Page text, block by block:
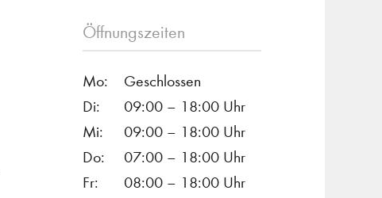
Öffnungszeiten
Mo:
Geschlossen
Di:
09:00 – 18:00 Uhr
Mi:
09:00 – 18:00 Uhr
Do:
07:00 – 18:00 Uhr
Fr:
08:00 – 18:00 Uhr